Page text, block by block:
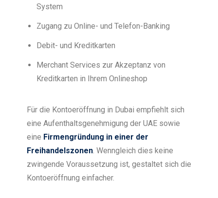
System
Zugang zu Online- und Telefon-Banking
Debit- und Kreditkarten
Merchant Services zur Akzeptanz von
Kreditkarten in Ihrem Onlineshop
Für die Kontoeröffnung in Dubai empfiehlt sich
eine Aufenthaltsgenehmigung der UAE sowie
eine Firmengründung in einer der
Freihandelszonen. Wenngleich dies keine
zwingende Voraussetzung ist, gestaltet sich die
Kontoeröffnung einfacher.